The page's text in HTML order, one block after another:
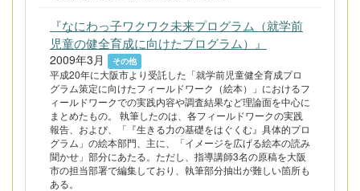
『なにわっ子ワクワク未来プログラム（就学前
児童の健全育成に向けたプログラム）』
2009年3月 その他
平成20年に大阪市より受託した「就学前児童健全育成プロ
グラム策定に向けたフィールドワーク（絵本）」におけるフ
ィールドワークでの実践内容や調査結果など理論面を中心に
まとめたもの。 執筆したのは、各フィールドワークの実践
報告、および、「『生きる力の基礎をはぐくむ』具体的プロ
グラム」の絵本部門、主に、「イメージを広げる絵本の読み
聞かせ」部分にあたる。ただし、指導講師3名の原稿を大阪
市の担当部署で編集しており、執筆部分抽出が難しい箇所も
ある。